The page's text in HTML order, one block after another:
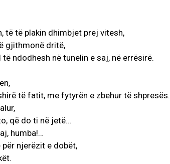
të të plakin dhimbjet prej vitesh,
gjithmonë dritë,
të ndodhesh në tunelin e saj, në errësirë.
të fatit, me fytyrën e zbehur të shpresës.
që do ti në jetë…
humba!…
për njerëzit e dobët,